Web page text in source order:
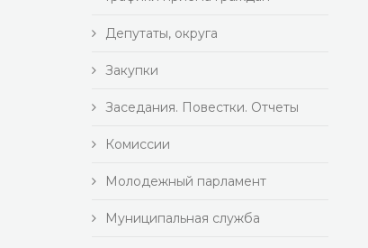
Депутаты, округа
Закупки
Заседания. Повестки. Отчеты
Комиссии
Молодежный парламент
Муниципальная служба